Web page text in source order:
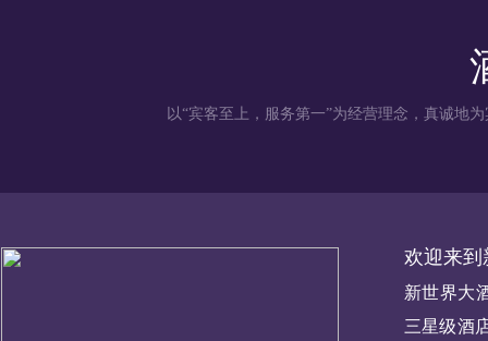
以“宾客至上，服务第一”为经营理念，真诚地
欢迎来到
新世界大
三星级酒